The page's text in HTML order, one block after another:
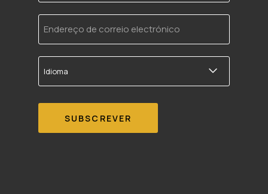
Endereço
de
correio
electrónico
Idioma